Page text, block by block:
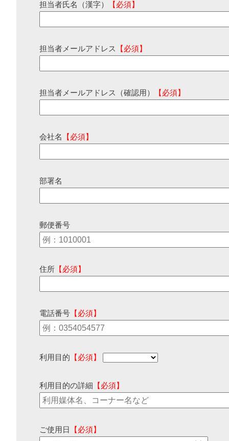
担当者氏名（漢字） 【必須】
担当者メールアドレス 【必須】
担当者メールアドレス（確認用） 【必須】
会社名 【必須】
部署名
郵便番号
住所 【必須】
電話番号 【必須】
利用目的 【必須】
利用目的の詳細 【必須】
ご使用日 【必須】